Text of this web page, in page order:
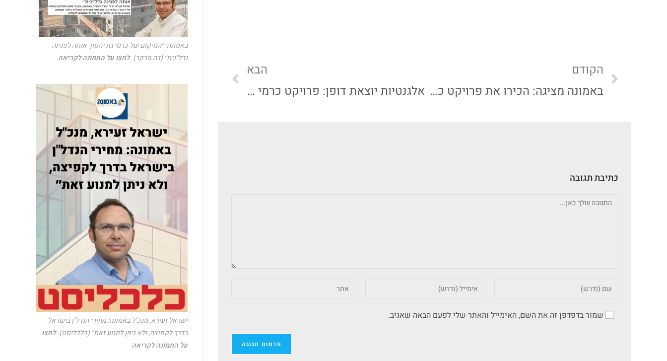
הקודם
באמונה מציגה: הכירו את פרויקט כרמי גת SPECIAL
הבא
אלגנטיות יוצאת דופן: פרויקט כרמי גת SPECIAL | באמונה
כתיבת תגובה
שמור בדפדפן זה את השם, האימייל והאתר שלי לפעם הבאה שאגיב.
באמונה: ״המיקום של כרמי גת יהפוך אותה לפנינה
נדל״נית״ (דה מרקר).לחצו על התמונה לקריאה
ישראל זעירא, מנכ"ל באמונה: מחירי הנדל"ן בישראל
בדרך לקפיצה, ולא ניתן למנוע זאת״ (כלכליסט).לחצו
על התמונה לקריאה